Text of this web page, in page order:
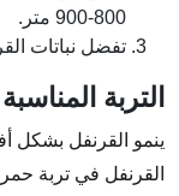
800-900 متر.
تفضل نباتات
التربة
ينمو القرنفل بشكل
القرنفل في تربة